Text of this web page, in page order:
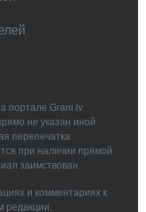
портале Grani.lv
не указан иной
перепечатка
при наличии прямой
заимствован.
и комментариях к
редакции.